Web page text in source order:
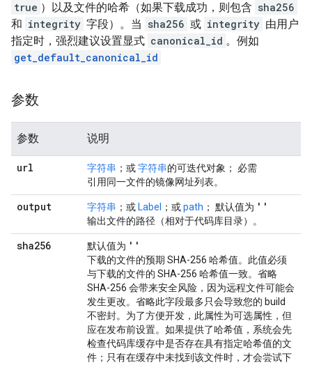
true ）以及文件的哈希（如果下载成功，则包含 sha256
和 integrity 字段）。当 sha256 或 integrity 由用户
指定时，强烈建议设置显式 canonical_id 。例如
get_default_canonical_id
参数
参数 说明
url 字符串 ；或字符串的可迭代对象； 必需
引用同一文件的镜像网址列表。
output 字符串 ；或 Label ；或path ； 默认值为 ''
输出文件的路径（相对于代码库目录）。
sha256 默认值为 ''
下载的文件的预期 SHA-256 哈希值。此值必须
与下载的文件的 SHA-256 哈希值一致。省略
SHA-256 会带来安全风险，因为远程文件可能会
发生更改。省略此字段最多只会导致您的 build
不密封。为了方便开发，此属性为可选属性，但
应在发布前设置。如果提供了哈希值，系统会先
检查代码库缓存中是否存在具有指定哈希值的文
件；只有在缓存中未找到该文件时，才会尝试下